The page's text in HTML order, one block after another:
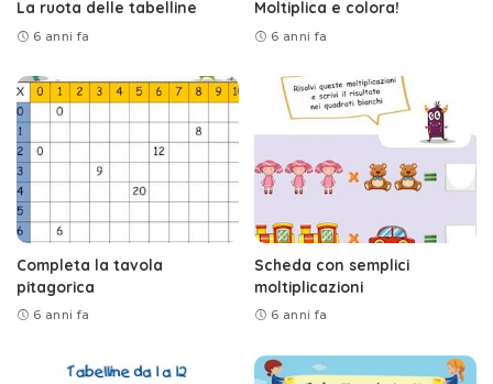
La ruota delle tabelline
6 anni fa
Moltiplica e colora!
6 anni fa
Completa la tavola
pitagorica
6 anni fa
Scheda con semplici
moltiplicazioni
6 anni fa